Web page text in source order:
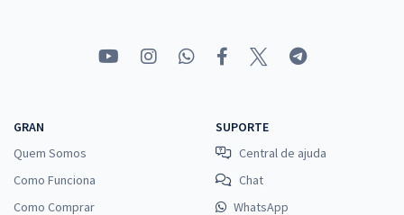
GRAN
Quem Somos
Como Funciona
Como Comprar
SUPORTE
Central de ajuda
Chat
WhatsApp